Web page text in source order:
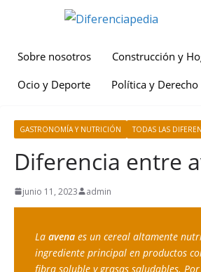
Sobre nosotros Construcción y
Ocio y Deporte
Política y Derecho
GASTRONOMÍA Y NUTRICIÓN TODAS LAS
Diferencia entre
junio 11, 2023 admin
La avena es un cereal altamente
ingrediente principal en productos
fibra soluble y grasas saludables.